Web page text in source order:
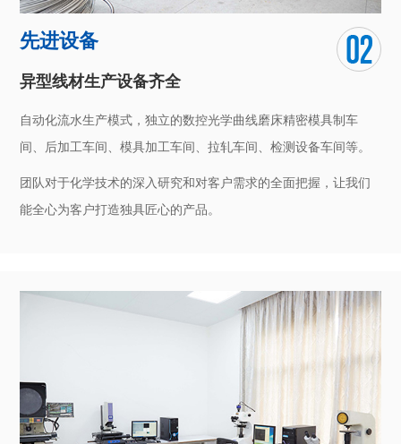
先进设备
异型线材生产设备齐全
自动化流水生产模式，独立的数控光学曲线磨床精密模具制车
间、后加工车间、模具加工车间、拉轧车间、检测设备车间等。
团队对于化学技术的深入研究和对客户需求的全面把握，让我们
能全心为客户打造独具匠心的产品。